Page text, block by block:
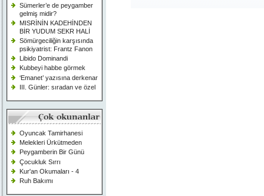
Sümerler’e de peygamber
gelmiş midir?
MISRİNİN KADEHİNDEN
BİR YUDUM SEKR HALİ
Sömürgeciliğin karşısında
psikiyatrist: Frantz Fanon
Libido Dominandi
Kubbeyi habbe görmek
‘Emanet’ yazısına derkenar
III. Günler: sıradan ve özel
Oyuncak Tamirhanesi
Melekleri Ürkütmeden
Peygamberin Bir Günü
Çocukluk Sırrı
Kur'an Okumaları - 4
Ruh Bakımı